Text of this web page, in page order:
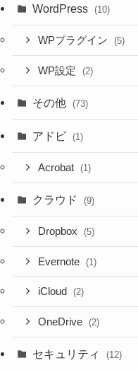
WordPress (10)
WPプラグイン (5)
WP設定 (2)
その他 (73)
アドビ (1)
Acrobat (1)
クラウド (9)
Dropbox (5)
Evernote (1)
iCloud (2)
OneDrive (2)
セキュリティ (12)